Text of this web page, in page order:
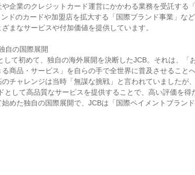
企業のクレジットカード運営にかかわる業務を受託する
ドのカードや加盟店を拡大する「国際ブランド事業」な
まなサービスや付加価値を提供しています。
自の国際展開
して初めて、独自の海外展開を決断したJCB。それは、「
商品・サービス」を自らの手で全世界に普及させること
チャレンジは当時「無謀な挑戦」と言われていましたが
として高品質なサービスを提供することで、高い評価を得
めた独自の国際展開で、JCBは「国際ペイメントブラン